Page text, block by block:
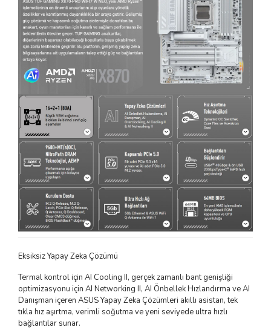
Eksiksiz Yapay Zeka Çözümü
Termal kontrol için AI Cooling II, gerçek zamanlı bant genişliği
optimizasyonu için AI Networking II, AI Önbellek Hızlandırma ve AI
Danışman içeren ASUS Yapay Zeka Çözümleri akıllı asistan, tek
tıkla hız aşırtma, verimli soğutma ve yeni seviyede ultra hızlı
bağlantılar sunar.